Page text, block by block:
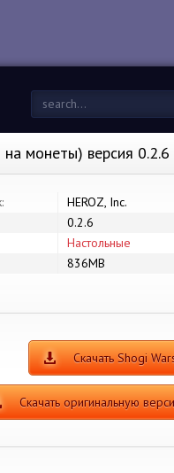
монеты) версия
HEROZ, Inc.
0.2.6
Настольные
836MB
Скачать Shogi
Скачать оригинальную